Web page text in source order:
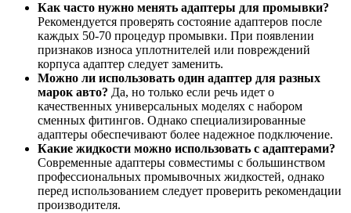
Как часто нужно менять адаптеры для промывки?
Рекомендуется проверять состояние адаптеров после
каждых 50-70 процедур промывки. При появлении
признаков износа уплотнителей или повреждений
корпуса адаптер следует заменить.
Можно ли использовать один адаптер для разных
марок авто? Да, но только если речь идет о
качественных универсальных моделях с набором
сменных фитингов. Однако специализированные
адаптеры обеспечивают более надежное подключение.
Какие жидкости можно использовать с адаптерами?
Современные адаптеры совместимы с большинством
профессиональных промывочных жидкостей, однако
перед использованием следует проверить рекомендации
производителя.